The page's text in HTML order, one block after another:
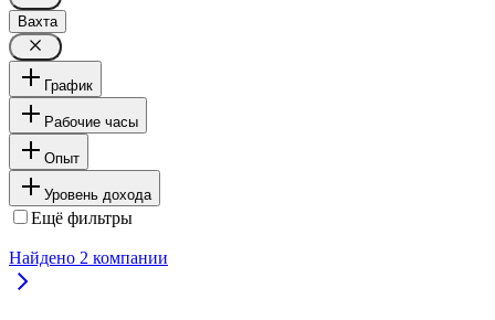
Вахта
График
Рабочие часы
Опыт
Уровень дохода
Ещё фильтры
Найдено 2 компании